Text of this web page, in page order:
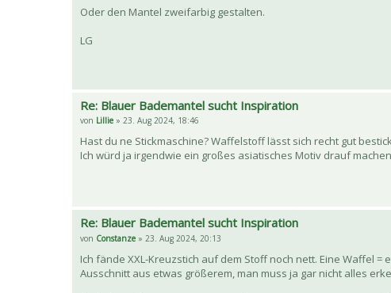
Oder den Mantel zweifarbig gestalten.
LG
Re: Blauer Bademantel sucht Inspiration
von Lillie » 23. Aug 2024, 18:46
Hast du ne Stickmaschine? Waffelstoff lässt sich recht gut
Ich würd ja irgendwie ein großes asiatisches Motiv drauf
Re: Blauer Bademantel sucht Inspiration
von Constanze » 23. Aug 2024, 20:13
Ich fände XXL-Kreuzstich auf dem Stoff noch nett. Eine Waffel
Ausschnitt aus etwas größerem, man muss ja gar nicht alles